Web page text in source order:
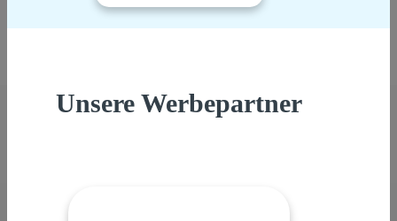
Unsere Werbepartner